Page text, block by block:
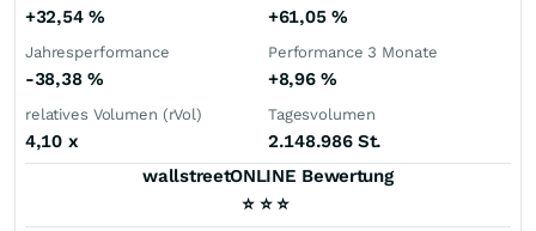
+32,54 % +61,05 %
Jahresperformance
-38,38 %
Performance 3 Monate
+8,96%
relatives Volumen (rVol)
4,10 x
Tagesvolumen
2.148.986 St.
wallstreetONLINE Bewertung
⭐ ⭐ ⭐